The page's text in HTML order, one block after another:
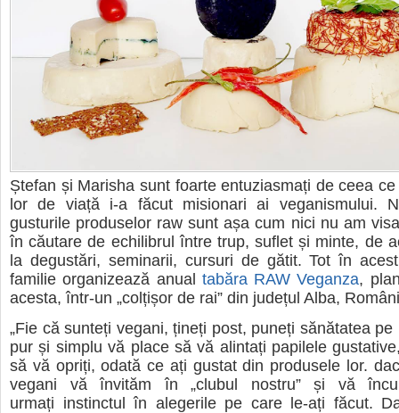
Ștefan și Marisha sunt foarte entuziasmați de ceea
lor de viață i-a făcut misionari ai veganismului.
gusturile produselor raw sunt așa cum nici nu am
în căutare de echilibrul între trup, suflet și minte, de
la degustări, seminarii, cursuri de gătit. Tot în
familie organizează anual tabăra RAW Veganza,
acesta, într-un „colțișor de rai” din județul Alba,
„Fie că sunteți vegani, țineți post, puneți sănătatea
pur și simplu vă place să vă alintați papilele
să vă opriți, odată ce ați gustat din produsele lor.
vegani vă învităm în „clubul nostru” și vă
urmați instinctul în alegerile pe care le-ați făcut.